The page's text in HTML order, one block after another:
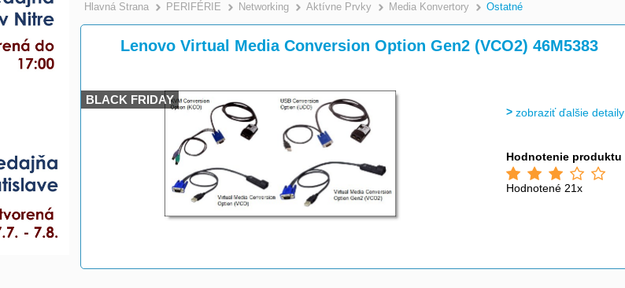
Hlavná Strana >
PERIFÉRIE >
Networking >
Aktívne Prvky >
Media Konvertory >
Ostatné
Lenovo Virtual Media Conversion Option Gen2 (VCO2) 46M5383
BLACK FRIDAY
zobraziť ďalšie detaily
Hodnotenie produktu
Hodnotené 21x